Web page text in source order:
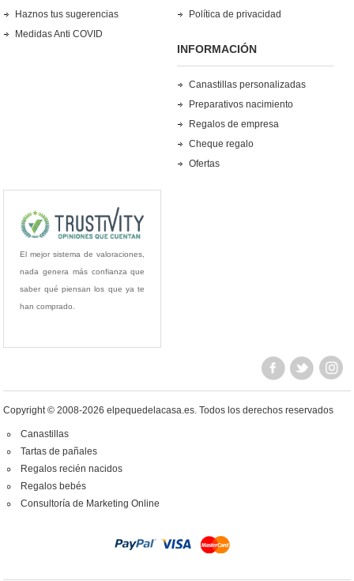
Haznos tus sugerencias
Medidas Anti COVID
Política de privacidad
INFORMACIÓN
Canastillas personalizadas
Preparativos nacimiento
Regalos de empresa
Cheque regalo
Ofertas
El mejor sistema de valoraciones,
nada genera más confianza que
saber qué piensan los que ya te
han comprado.
Copyright © 2008-2026 elpequedelacasa.es.Todos los derechos reservados
Canastillas
Tartas de pañales
Regalos recién nacidos
Regalos bebés
Consultoría de Marketing Online